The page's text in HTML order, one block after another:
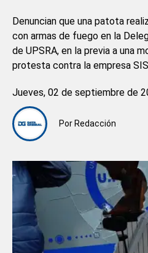
Denuncian que una patota
con armas de fuego en la
de UPSRA, en la previa a una
protesta contra la empresa
Por Redacción
Jueves, 02 de septiembre de